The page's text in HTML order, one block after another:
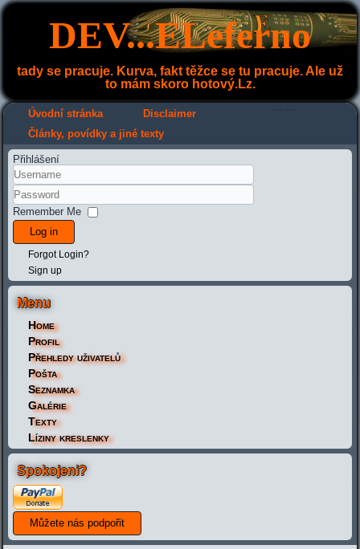
DEV...ELeferno
tady se pracuje. Kurva, fakt těžce se tu pracuje. Ale už
to mám skoro hotový.Lz.
Úvodní stránka Disclaimer
Články, povídky a jiné texty
Přihlášení
Remember Me
Log in
Forgot Login?
Sign up
Menu
Home
Profil
Přehledy uživatelů
Pošta
Seznamka
Galérie
Texty
Líziny kreslenky
Spokojeni?